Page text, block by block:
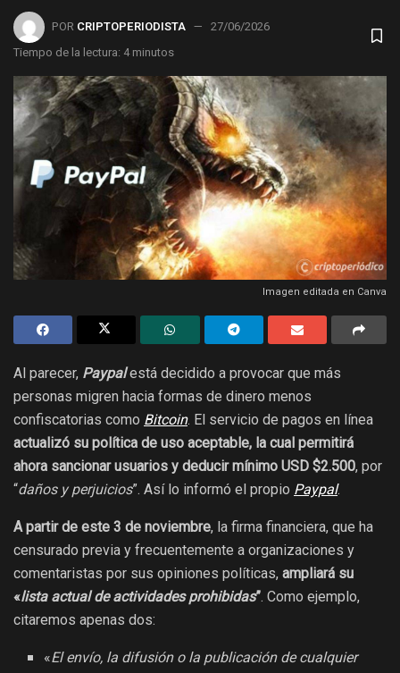
POR CRIPTOPERIODISTA
27/06/2026
Tiempo de la lectura: 4 minutos
Imagen editada en Canva
Al parecer, Paypalestá decidido a provocar que más
personas migren hacia formas de dinero menos
confiscatorias como Bitcoin. El servicio de pagos en línea
actualizó su política de uso aceptable, la cual permitirá
ahora sancionar usuarios y deducir mínimo USD $2.500, por
“daños y perjuicios”. Así lo informó el propio Paypal.
A partir de este 3 de noviembre, la firma financiera, que ha
censurado previa y frecuentemente a organizaciones y
comentaristas por sus opiniones políticas, ampliará su
«lista actual de actividades prohibidas”. Como ejemplo,
citaremos apenas dos:
«El envío, la difusión o la publicación de cualquier